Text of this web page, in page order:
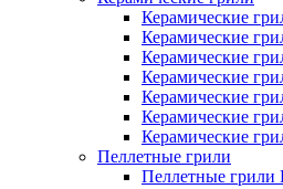
Керамические
Керамические
Керамические
Керамические
Керамические
Керамические
Керамические
Пеллетные грили
Пеллетные грили